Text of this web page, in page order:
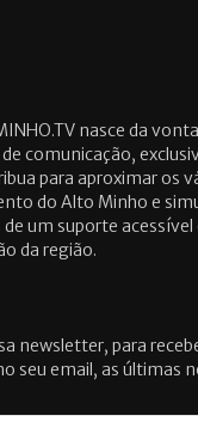
nasce da
comunicação,
para aproximar os
do Alto Minho e
um suporte
da região.
newsletter, para
seu email, as últimas